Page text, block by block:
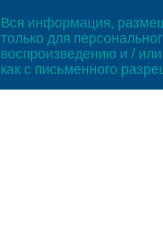
Вся информация,
только для
воспроизведению и /
как с письменного